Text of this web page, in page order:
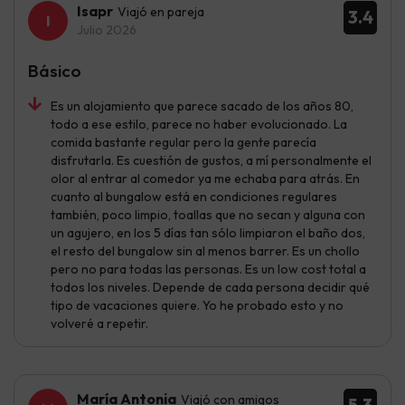
3.4
Isapr Viajó en pareja
Julio 2026
Es un alojamiento que parece sacado de los años 80,
todo a ese estilo, parece no haber evolucionado. La
comida bastante regular pero la gente parecía
disfrutarla. Es cuestión de gustos, a mí personalmente el
olor al entrar al comedor ya me echaba para atrás. En
cuanto al bungalow está en condiciones regulares
también, poco limpio, toallas que no secan y alguna con
un agujero, en los 5 días tan sólo limpiaron el baño dos,
el resto del bungalow sin al menos barrer. Es un chollo
pero no para todas las personas. Es un low cost total a
todos los niveles. Depende de cada persona decidir qué
tipo de vacaciones quiere. Yo he probado esto y no
volveré a repetir.
Básico
María Antonia Viajó con amigos